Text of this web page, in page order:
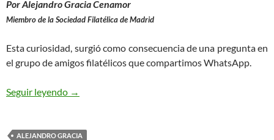
Por Alejandro Gracia Cenamor
Miembro de la Sociedad Filatélica de Madrid
Esta curiosidad, surgió como consecuencia de una pregunta en
el grupo de amigos filatélicos que compartimos WhatsApp.
Seguir leyendo Una carta de Cartagena a Barcelona
→
ALEJANDRO GRACIA